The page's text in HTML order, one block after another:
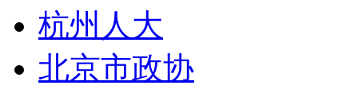
杭州人大
北京市政协